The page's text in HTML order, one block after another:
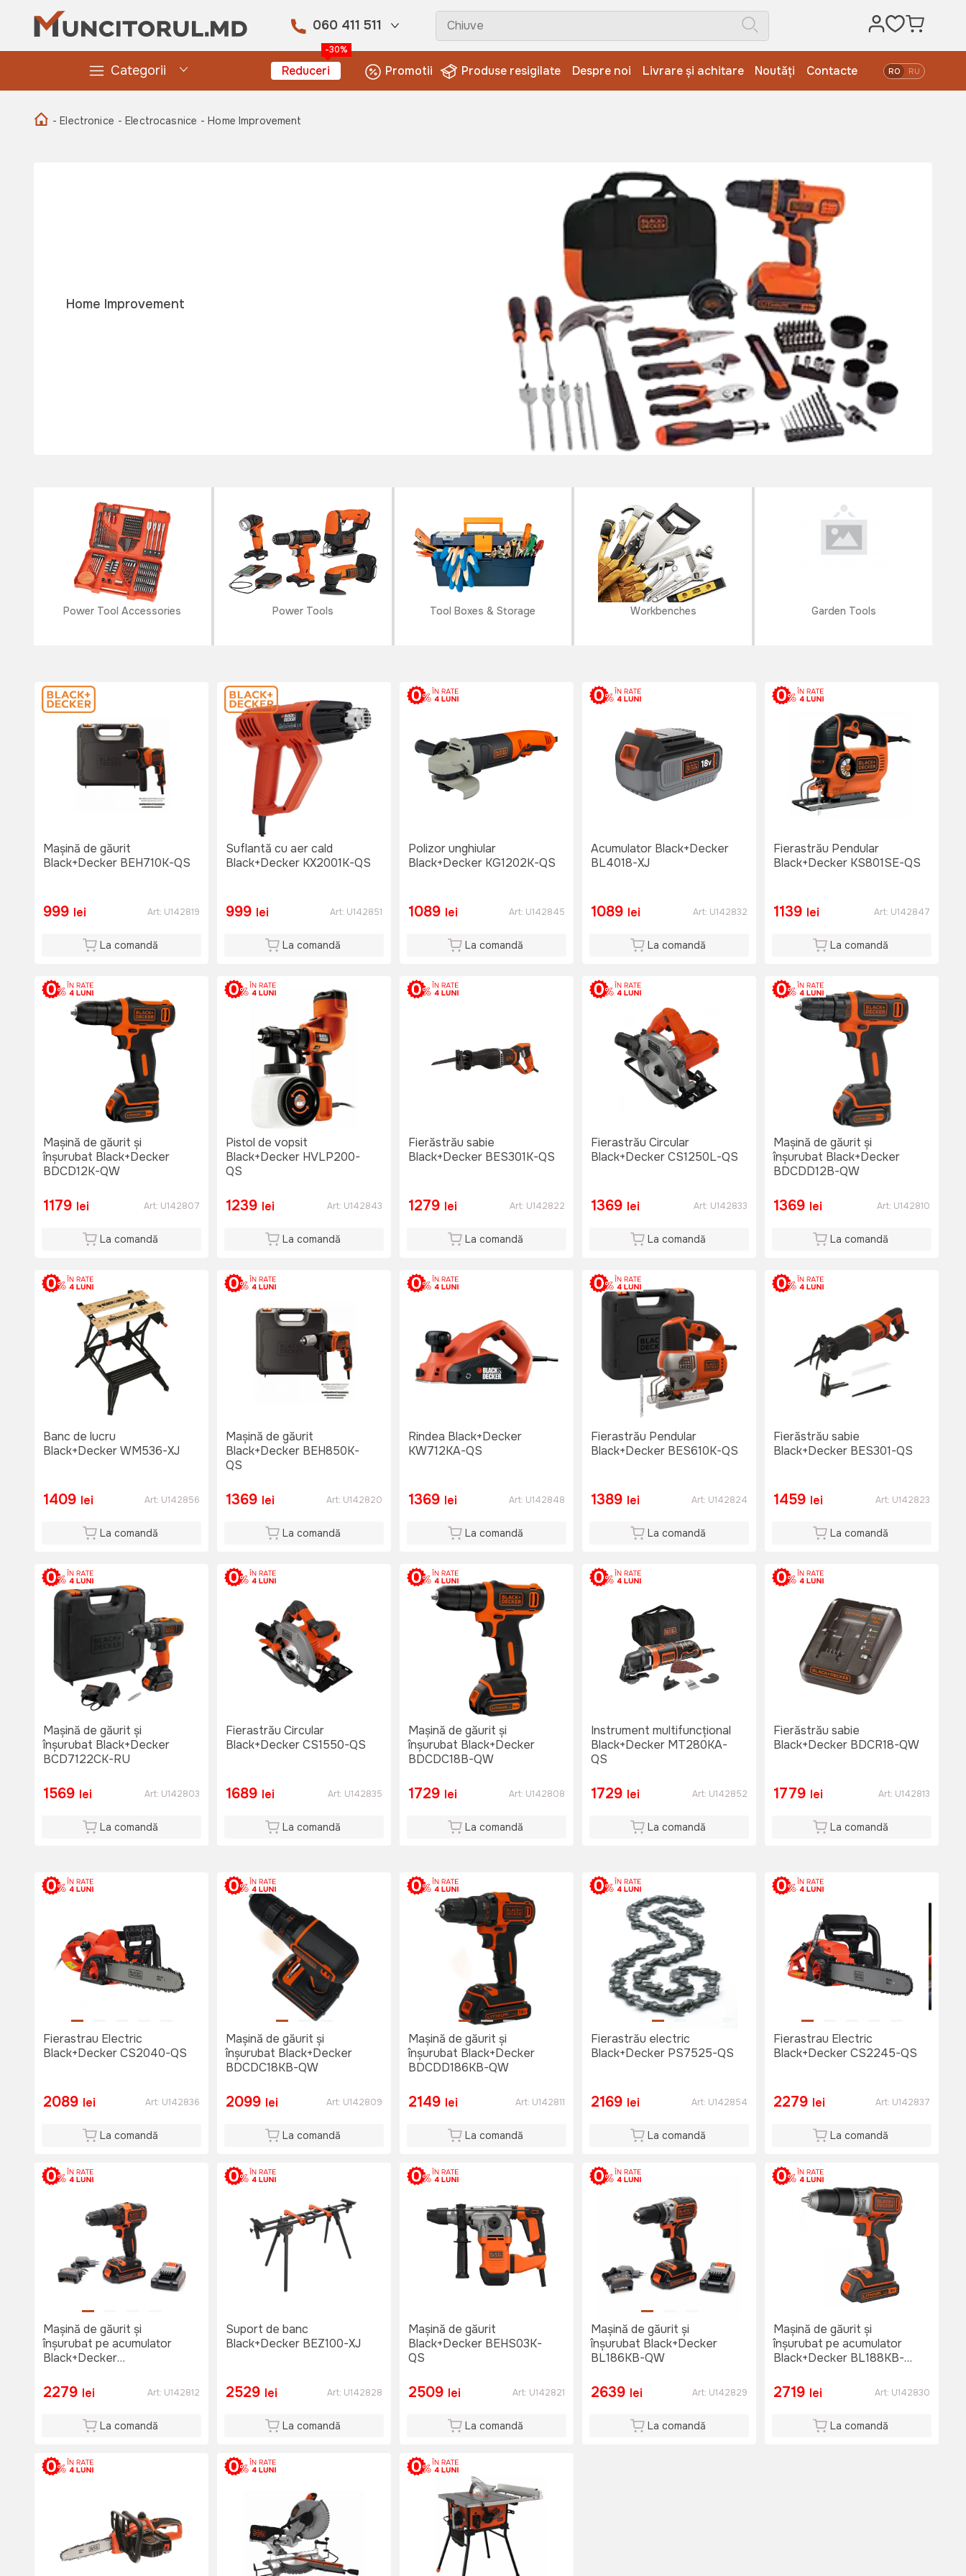
060 411 511
Categorii
-30%
Reduceri Promotii Produse resigilate Despre noi Livrare și achitare Noutăți Contacte RO RU
- Electronice - Electrocasnice - Home Improvement
Home Improvement
Power Tool Accessories Power Tools Tool Boxes & Storage Workbenches Garden Tools
Mașină de găurit
Black+Decker BEH710K-QS
999 lei Art: U142819
La comandă
Suflantă cu aer cald
Black+Decker KX2001K-QS
999 lei Art: U142851
La comandă
Polizor unghiular
Black+Decker KG1202K-QS
1089 lei Art: U142845
La comandă
Acumulator Black+Decker
BL4018-XJ
1089 lei Art: U142832
La comandă
Fierastrău Pendular
Black+Decker KS801SE-QS
1139 lei Art: U142847
La comandă
Mașină de găurit și
înșurubat Black+Decker
BDCD12K-QW
1179 lei Art: U142807
La comandă
Pistol de vopsit
Black+Decker HVLP200-
QS
1239 lei Art: U142843
La comandă
Fierăstrău sabie
Black+Decker BES301K-QS
1279 lei Art: U142822
La comandă
Fierastrău Circular
Black+Decker CS1250L-QS
1369 lei Art: U142833
La comandă
Mașină de găurit și
înșurubat Black+Decker
BDCDD12B-QW
1369 lei Art: U142810
La comandă
Banc de lucru
Black+Decker WM536-XJ
1409 lei Art: U142856
La comandă
Mașină de găurit
Black+Decker BEH850K-
QS
1369 lei Art: U142820
La comandă
Rindea Black+Decker
KW712KA-QS
1369 lei Art: U142848
La comandă
Fierastrău Pendular
Black+Decker BES610K-QS
1389 lei Art: U142824
La comandă
Fierăstrău sabie
Black+Decker BES301-QS
1459 lei Art: U142823
La comandă
Mașină de găurit și
înșurubat Black+Decker
BCD7122CK-RU
1569 lei Art: U142803
La comandă
Fierastrău Circular
Black+Decker CS1550-QS
1689 lei Art: U142835
La comandă
Mașină de găurit și
înșurubat Black+Decker
BDCDC18B-QW
1729 lei Art: U142808
La comandă
Instrument multifuncțional
Black+Decker MT280KA-
QS
1729 lei Art: U142852
La comandă
Fierăstrău sabie
Black+Decker BDCR18-QW
1779 lei Art: U142813
La comandă
Fierastrau Electric
Black+Decker CS2040-QS
2089 lei Art: U142836
La comandă
Mașină de găurit și
înșurubat Black+Decker
BDCDC18KB-QW
2099 lei Art: U142809
La comandă
Mașină de găurit și
înșurubat Black+Decker
BDCDD186KB-QW
2149 lei Art: U142811
La comandă
Fierastrău electric
Black+Decker PS7525-QS
2169 lei Art: U142854
La comandă
Fierastrau Electric
Black+Decker CS2245-QS
2279 lei Art: U142837
La comandă
Mașină de găurit și
înșurubat pe acumulator
Black+Decker
2279 lei Art: U142812
La comandă
Suport de banc
Black+Decker BEZ100-XJ
2529 lei Art: U142828
La comandă
Mașină de găurit
Black+Decker BEHS03K-
QS
2509 lei Art: U142821
La comandă
Mașină de găurit și
înșurubat Black+Decker
BL186KB-QW
2639 lei Art: U142829
La comandă
Mașină de găurit și
înșurubat pe acumulator
Black+Decker BL188KB-
2719 lei Art: U142830
La comandă